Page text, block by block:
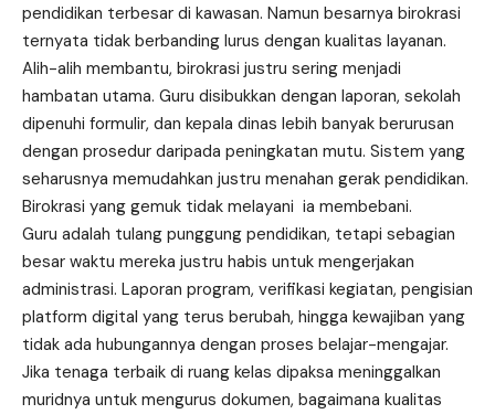
pendidikan terbesar di kawasan. Namun besarnya birokrasi
ternyata tidak berbanding lurus dengan kualitas layanan.
Alih-alih membantu, birokrasi justru sering menjadi
hambatan utama. Guru disibukkan dengan laporan, sekolah
dipenuhi formulir, dan kepala dinas lebih banyak berurusan
dengan prosedur daripada peningkatan mutu. Sistem yang
seharusnya memudahkan justru menahan gerak pendidikan.
Birokrasi yang gemuk tidak melayani ia membebani.
Guru adalah tulang punggung pendidikan, tetapi sebagian
besar waktu mereka justru habis untuk mengerjakan
administrasi. Laporan program, verifikasi kegiatan, pengisian
platform digital yang terus berubah, hingga kewajiban yang
tidak ada hubungannya dengan proses belajar-mengajar.
Jika tenaga terbaik di ruang kelas dipaksa meninggalkan
muridnya untuk mengurus dokumen, bagaimana kualitas